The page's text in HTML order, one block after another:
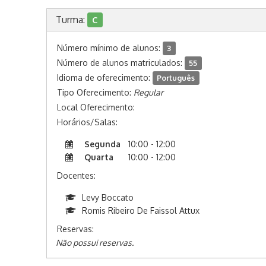
Turma: C
Número mínimo de alunos: 3
Número de alunos matriculados: 55
Idioma de oferecimento: Português
Tipo Oferecimento: Regular
Local Oferecimento:
Horários/Salas:
Segunda
10:00 - 12:00
Quarta
10:00 - 12:00
Docentes:
Levy Boccato
Romis Ribeiro De Faissol Attux
Reservas:
Não possui reservas.